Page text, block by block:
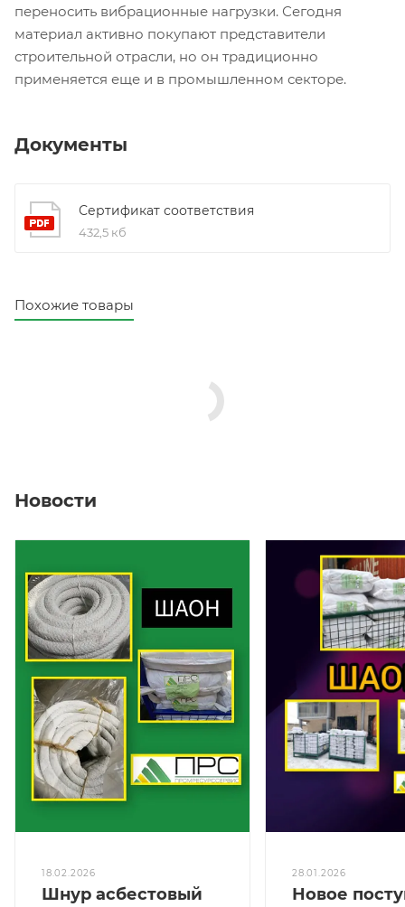
переносить вибрационные нагрузки. Сегодня
материал активно покупают представители
строительной отрасли, но он традиционно
применяется еще и в промышленном секторе.
Документы
Сертификат соответствия
432,5 кб
Похожие товары
Новости
18.02.2026
Шнур асбестовый
28.01.2026
Новое